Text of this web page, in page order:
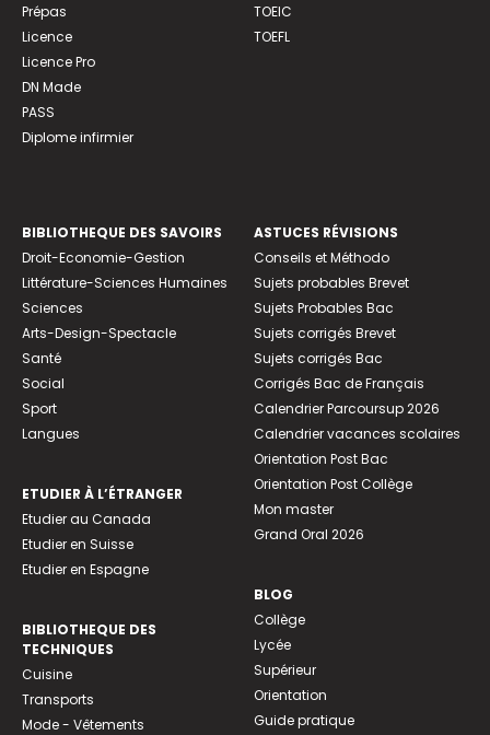
Prépas
Licence
Licence Pro
DN Made
PASS
Diplome infirmier
TOEIC
TOEFL
BIBLIOTHEQUE DES SAVOIRS
Droit-Economie-Gestion
Littérature-Sciences Humaines
Sciences
Arts-Design-Spectacle
Santé
Social
Sport
Langues
ETUDIER À L’ÉTRANGER
Etudier au Canada
Etudier en Suisse
Etudier en Espagne
BIBLIOTHEQUE DES
TECHNIQUES
Cuisine
Transports
Mode - Vêtements
ASTUCES RÉVISIONS
Conseils et Méthodo
Sujets probables Brevet
Sujets Probables Bac
Sujets corrigés Brevet
Sujets corrigés Bac
Corrigés Bac de Français
Calendrier Parcoursup 2026
Calendrier vacances scolaires
Orientation Post Bac
Orientation Post Collège
Mon master
Grand Oral 2026
BLOG
Collège
Lycée
Supérieur
Orientation
Guide pratique